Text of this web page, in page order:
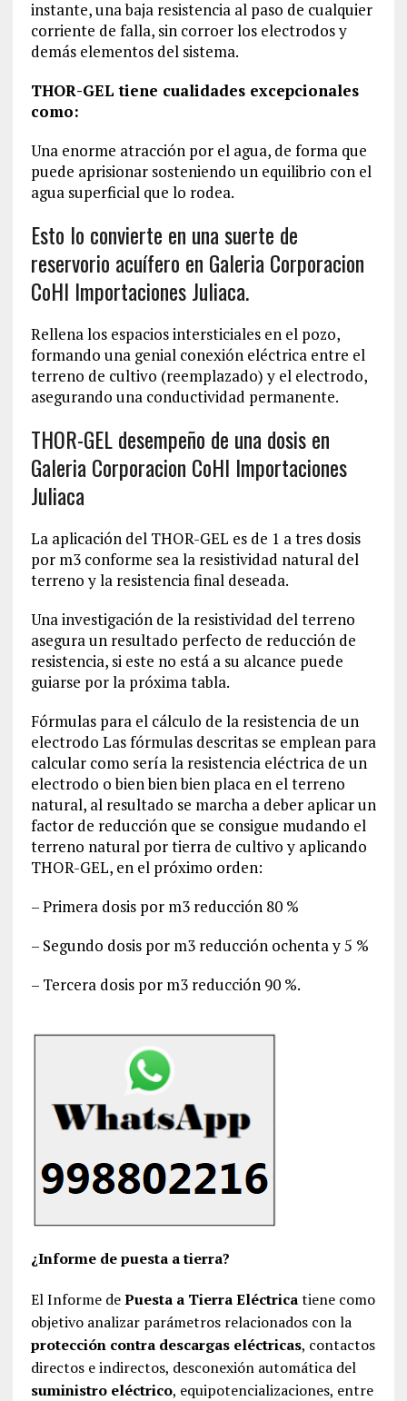
instante, una baja resistencia al paso de cualquier
corriente de falla, sin corroer los electrodos y
demás elementos del sistema.
THOR-GEL tiene cualidades excepcionales
como:
Una enorme atracción por el agua, de forma que
puede aprisionar sosteniendo un equilibrio con el
agua superficial que lo rodea.
Esto lo convierte en una suerte de
reservorio acuífero en Galeria Corporacion
CoHI Importaciones Juliaca.
Rellena los espacios intersticiales en el pozo,
formando una genial conexión eléctrica entre el
terreno de cultivo (reemplazado) y el electrodo,
asegurando una conductividad permanente.
THOR-GEL desempeño de una dosis en
Galeria Corporacion CoHI Importaciones
Juliaca
La aplicación del THOR-GEL es de 1 a tres dosis
por m3 conforme sea la resistividad natural del
terreno y la resistencia final deseada.
Una investigación de la resistividad del terreno
asegura un resultado perfecto de reducción de
resistencia, si este no está a su alcance puede
guiarse por la próxima tabla.
Fórmulas para el cálculo de la resistencia de un
electrodo Las fórmulas descritas se emplean para
calcular como sería la resistencia eléctrica de un
electrodo o bien bien bien placa en el terreno
natural, al resultado se marcha a deber aplicar un
factor de reducción que se consigue mudando el
terreno natural por tierra de cultivo y aplicando
THOR-GEL, en el próximo orden:
– Primera dosis por m3 reducción 80 %
– Segundo dosis por m3 reducción ochenta y 5 %
– Tercera dosis por m3 reducción 90 %.
¿Informe de puesta a tierra?
El Informe dePuesta a Tierra Eléctricatiene como
objetivo analizar parámetros relacionados con la
protección contra descargas eléctricas, contactos
directos e indirectos, desconexión automática del
suministro eléctrico, equipotencializaciones, entre